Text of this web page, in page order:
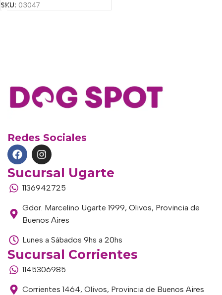
SKU: 03047
Redes Sociales
Sucursal Ugarte
1136942725
Gdor. Marcelino Ugarte 1999, Olivos, Provincia de
Buenos Aires
Lunes a Sábados 9hs a 20hs
Sucursal Corrientes
1145306985
Corrientes 1464, Olivos, Provincia de Buenos Aires